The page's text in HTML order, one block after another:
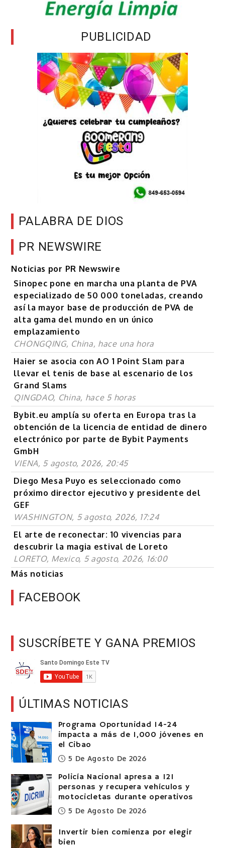
PUBLICIDAD
PALABRA DE DIOS
PR NEWSWIRE
Noticias por PR Newswire
Sinopec pone en marcha una planta de PVA
especializado de 50 000 toneladas, creando
así la mayor base de producción de PVA de
alta gama del mundo en un único
emplazamiento
CHONGQING, China, hace una hora
Haier se asocia con AO 1 Point Slam para
llevar el tenis de base al escenario de los
Grand Slams
QINGDAO, China, hace 5 horas
Bybit.eu amplía su oferta en Europa tras la
obtención de la licencia de entidad de dinero
electrónico por parte de Bybit Payments
GmbH
VIENA, 5 agosto, 2026, 20:45
Diego Mesa Puyo es seleccionado como
próximo director ejecutivo y presidente del
GEF
WASHINGTON, 5 agosto, 2026, 17:24
El arte de reconectar: 10 vivencias para
descubrir la magia estival de Loreto
LORETO, Mexico, 5 agosto, 2026, 16:00
Más noticias
FACEBOOK
SUSCRÍBETE Y GANA PREMIOS
ÚLTIMAS NOTICIAS
Programa Oportunidad 14-24
impacta a más de 1,000 jóvenes en
el Cibao
5 De Agosto De 2026
Policía Nacional apresa a 121
personas y recupera vehículos y
motocicletas durante operativos
5 De Agosto De 2026
Invertir bien comienza por elegir
bien